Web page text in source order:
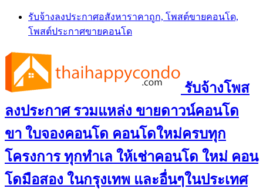
Skip
content
รับจ้างลงประกาศอสังหาราคาถูก, โพสต์ขายคอนโด,
โพสต์ประกาศขายคอนโด
รับจ้างโพส
ลงประกาศ รวมแหล่ง ขายดาวน์คอนโด
ขา ใบจองคอนโด คอนโดใหม่ครบทุก
โครงการ ทุกทำเล ให้เช่าคอนโด ใหม่ คอน
โดมือสอง ในกรุงเทพ และอื่นๆในประเทศ